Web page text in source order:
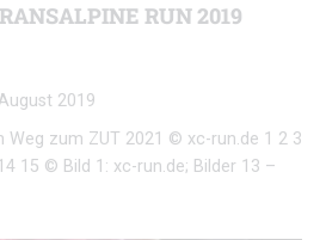
RUN 2019
2019
Weg zum ZUT 2021 © xc-run.de 1 2 3
15 © Bild 1: xc-run.de; Bilder 13 –